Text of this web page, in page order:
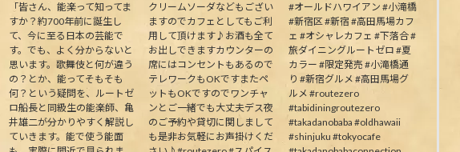
「皆さん、能楽って知ってま
すか？約700年前に誕生し
て、今に至る日本の芸能で
す。でも、よく分からないと
思います。歌舞伎と何が違う
の？とか、能ってそもそも
何？という疑問を、ルートゼ
ロ船長と同級生の能楽師、亀
井雄二が分かりやすく解説し
ていきます。能で使う能面
クリームソーダなどもござい
ますのでカフェとしてもご利
用して頂けます♪お酒も全て
お出しできますカウンターの
席にはコンセントもあるので
テレワークもOKですまたペ
ットもOKですのでワンチャ
ンとご一緒でも大丈夫デス夜
のご予約や貸切に関しまして
も是非お気軽にお声掛けくだ
#オールドハワイアン #小滝橋
#新宿区 #新宿 #高田馬場カフ
ェ #オシャレカフェ #下落合 #
旅ダイニングルートゼロ #夏
カラー #限定発売 #小滝橋通
り #新宿グルメ #高田馬場グ
ルメ #routezero
#tabidiningroutezero
#takadanobaba #oldhawaii
#shinjuku #tokyocafe